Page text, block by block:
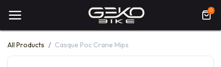
0
All Products Casque Poc Crane Mips